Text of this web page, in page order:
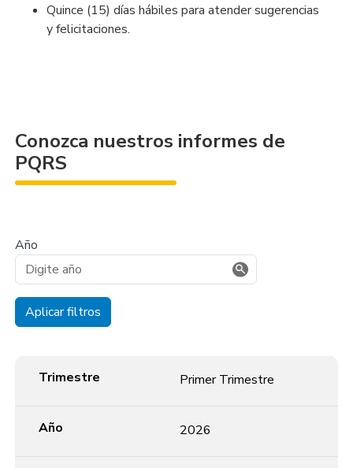
Quince (15) días hábiles para atender sugerencias
y felicitaciones.
Conozca nuestros informes de
PQRS
Año
Aplicar filtros
Trimestre
Primer Trimestre
Año 2026